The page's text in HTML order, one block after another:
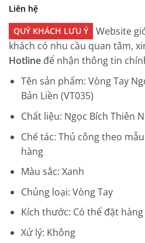
Liên hệ
QUÝ KHÁCH LƯU Ý
Website
khách có nhu cầu quan tâm,
Hotline để nhận thông tin
Tên sản phẩm: Vòng Tay
Bản Liền (VT035)
Chất liệu: Ngọc Bích Thiên
Chế tác: Thủ công theo
hàng
Màu sắc: Xanh
Chủng loại: Vòng Tay
Kích thước: Có thể đặt
Xử lý: Không